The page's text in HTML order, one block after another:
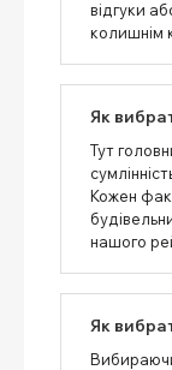
відгуки
колишнім
Як
Тут
Кожен
нашого
Як